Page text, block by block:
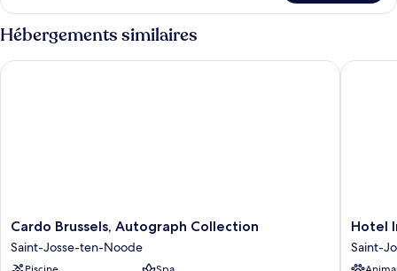
Chambre
Hébergements similaires
Cardo
Brussels,
Autograph
Cardo Brussels, Autograph Collection
Saint-Josse-ten-Noode
Cardo Brussels, Autograph Collection
Hotel
Indigo
Brussels
Hotel
Saint-
Hotel